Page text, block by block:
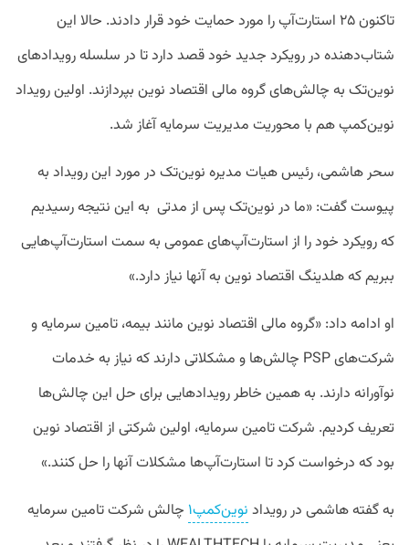
تاکنون ۲۵ استارت‌آپ را مورد حمایت خود قرار دادند. حالا این
شتاب‌دهنده در رویکرد جدید خود قصد دارد تا در سلسله رویدادهای
نوین‌تک به چالش‌های گروه مالی اقتصاد نوین بپردازند. اولین رویداد
نوین‌کمپ هم با محوریت مدیریت سرمایه آغاز شد.
سحر هاشمی، رئیس هیات مدیره نوین‌تک در مورد این رویداد به
پیوست گفت: «ما در نوین‌تک پس از مدتی به این نتیجه رسیدیم
که رویکرد خود را از استارت‌آپ‌های عمومی به سمت استارت‌آپ‌هایی
ببریم که هلدینگ اقتصاد نوین به آنها نیاز دارد.»
او ادامه داد: «گروه مالی اقتصاد نوین مانند بیمه، تامین سرمایه و
شرکت‌های PSP چالش‌ها و مشکلاتی دارند که نیاز به خدمات
نوآورانه دارند. به همین خاطر رویدادهایی برای حل این چالش‌ها
تعریف کردیم. شرکت تامین سرمایه‌، اولین شرکتی از اقتصاد نوین
بود که درخواست کرد تا استارت‌آپ‌ها مشکلات آنها را حل کنند.»
به گفته هاشمی در رویداد نوین‌کمپ۱ چالش شرکت تامین سرمایه